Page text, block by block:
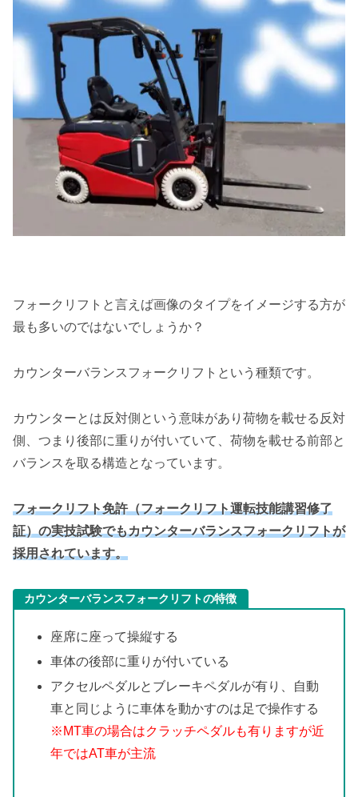
フォークリフトと言えば画像のタイプをイメージする方が
最も多いのではないでしょうか？
カウンターバランスフォークリフトという種類です。
カウンターとは反対側という意味があり荷物を載せる反対
側、つまり後部に重りが付いていて、荷物を載せる前部と
バランスを取る構造となっています。
フォークリフト免許（フォークリフト運転技能講習修了
証）の実技試験でもカウンターバランスフォークリフトが
採用されています。
カウンターバランスフォークリフトの特徴
座席に座って操縦する
車体の後部に重りが付いている
アクセルペダルとブレーキペダルが有り、自動
車と同じように車体を動かすのは足で操作する
※MT車の場合はクラッチペダルも有りますが近
年ではAT車が主流